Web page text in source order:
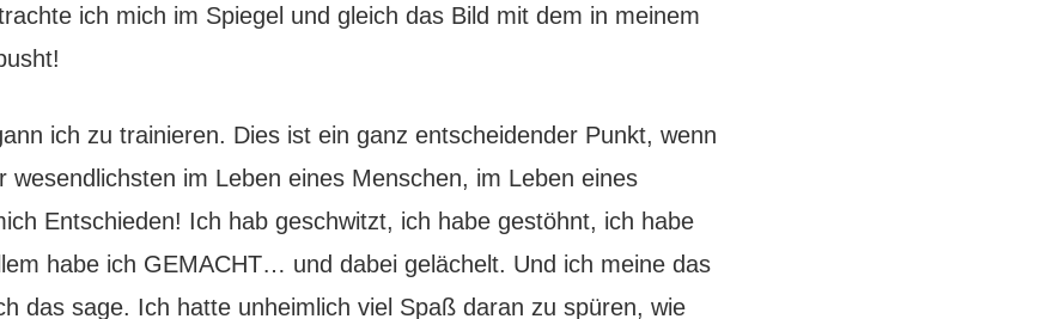
ich mich im Spiegel und gleich das Bild mit dem in meinem
ich zu trainieren. Dies ist ein ganz entscheidender Punkt, wenn
wesendlichsten im Leben eines Menschen, im Leben eines
Entschieden! Ich hab geschwitzt, ich habe gestöhnt, ich habe
habe ich GEMACHT… und dabei gelächelt. Und ich meine das
das sage. Ich hatte unheimlich viel Spaß daran zu spüren, wie